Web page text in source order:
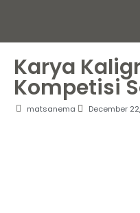
Karya
Kompetisi
matsanema December